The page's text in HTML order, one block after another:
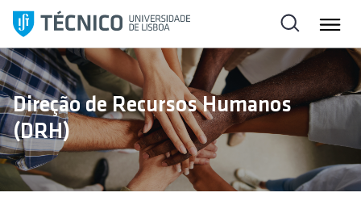
l
t
a
r
p
a
a
Direção de Recursos Humanos
(DRH)